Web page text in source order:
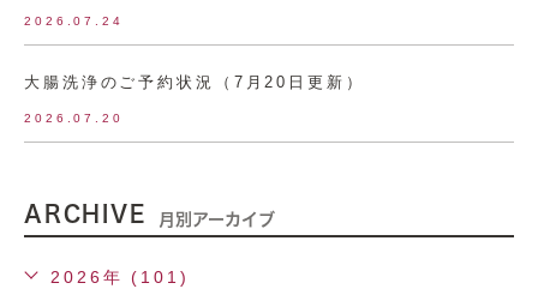
2026.07.24
大腸洗浄のご予約状況（7月20日更新）
2026.07.20
ARCHIVE 月別アーカイブ
2026年 (101)